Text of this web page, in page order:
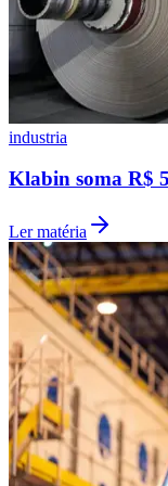
industria
Klabin soma R$
Ler matéria